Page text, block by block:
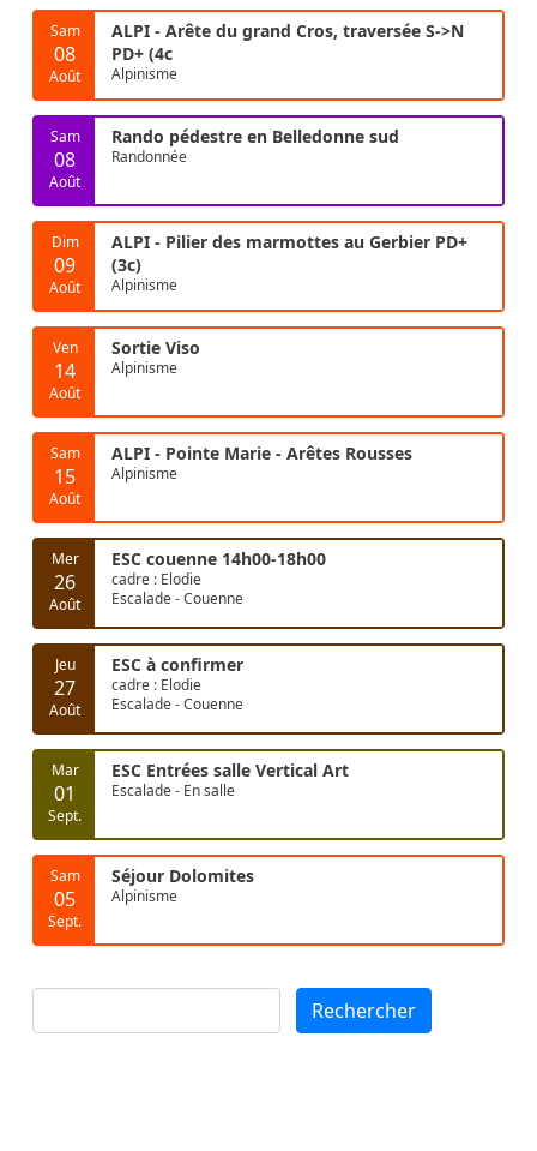
Sam
08
Août
ALPI - Arête du grand Cros, traversée S->N
PD+ (4c
Alpinisme
Sam
08
Août
Rando pédestre en Belledonne sud
Randonnée
Dim
09
Août
ALPI - Pilier des marmottes au Gerbier PD+
(3c)
Alpinisme
Ven
14
Août
Sortie Viso
Alpinisme
Sam
15
Août
ALPI - Pointe Marie - Arêtes Rousses
Alpinisme
Mer
26
Août
ESC couenne 14h00-18h00
cadre : Elodie
Escalade - Couenne
Jeu
27
Août
ESC à confirmer
cadre : Elodie
Escalade - Couenne
Mar
01
Sept.
ESC Entrées salle Vertical Art
Escalade - En salle
Sam
05
Sept.
Séjour Dolomites
Alpinisme
Rechercher Rechercher